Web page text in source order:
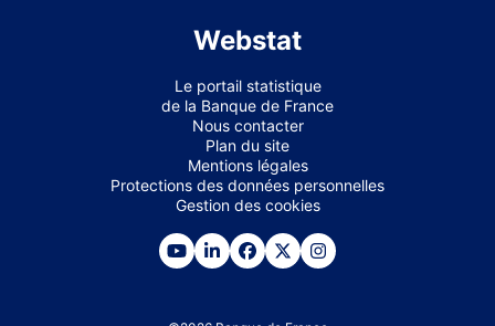
Webstat
Le portail statistique
de la Banque de France
Nous contacter
Plan du site
Mentions légales
Protections des données personnelles
Gestion des cookies